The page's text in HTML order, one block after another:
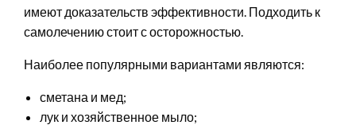
имеют доказательств эффективности. Подходить к
самолечению стоит с осторожностью.
Наиболее популярными вариантами являются:
сметана и мед;
лук и хозяйственное мыло;